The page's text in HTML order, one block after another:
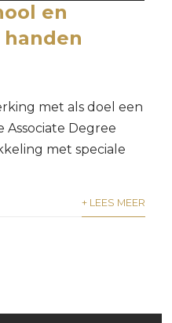
en
handen
met als doel een
Degree
met speciale
+ LEES MEER